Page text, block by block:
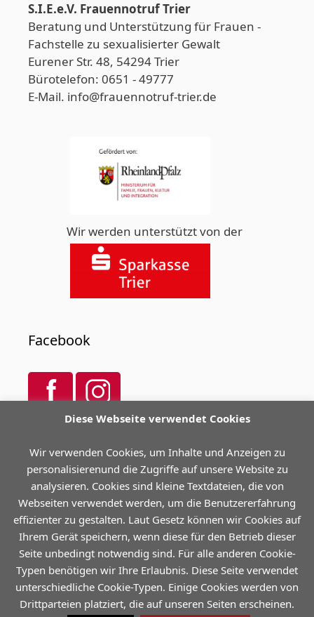
S.I.E.e.V. Frauennotruf Trier
Beratung und Unterstützung für Frauen -
Fachstelle zu sexualisierter Gewalt
Eurener Str. 48, 54294 Trier
Bürotelefon: 0651 - 49777
E-Mail. info@frauennotruf-trier.de
Wir werden unterstützt von der
Facebook
Sparkasse Trier
IBAN DE21585501300000756890
Wir sind ein gemeinnütziger Verein. Ihre
Spende ist steuerlich absetzbar.
Diese Webseite verwendet Cookies
Wir verwenden Cookies, um Inhalte und Anzeigen zu
personalisierenund die Zugriffe auf unsere Website zu
analysieren. Cookies sind kleine Textdateien, die von
Webseiten verwendet werden, um die Benutzererfahrung
effizienter zu gestalten. Laut Gesetz können wir Cookies auf
Ihrem Gerät speichern, wenn diese für den Betrieb dieser
Seite unbedingt notwendig sind. Für alle anderen Cookie-
Typen benötigen wir Ihre Erlaubnis. Diese Seite verwendet
unterschiedliche Cookie-Typen. Einige Cookies werden von
Drittparteien platziert, die auf unseren Seiten erscheinen.